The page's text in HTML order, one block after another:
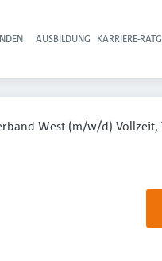
Haupt-
AUSBILDUNG KARRIERE-
West (m/w/d) Vollzeit,